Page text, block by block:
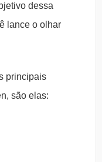
dessa
lance o olhar
principais
são elas: